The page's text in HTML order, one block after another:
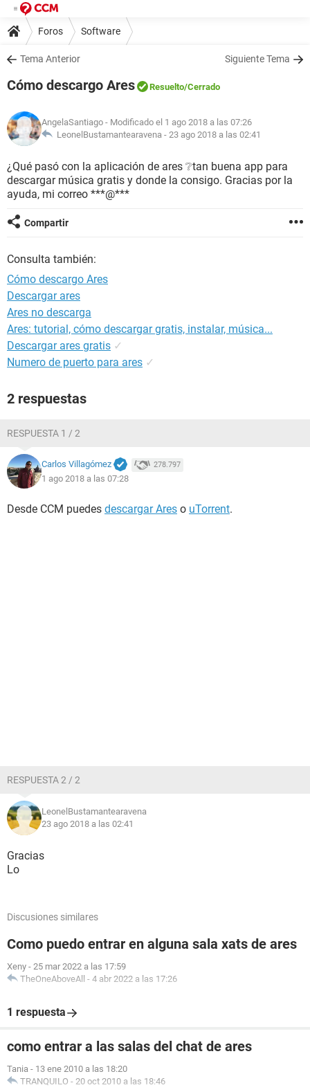
Foros Software
Tema Anterior Siguiente Tema
Cómo descargo Ares Resuelto/Cerrado
AngelaSantiago - Modificado el 1 ago 2018 a las 07:26
LeonelBustamantearavena - 23 ago 2018 a las 02:41
¿Qué pasó con la aplicación de ares ❔tan buena app para
descargar música gratis y donde la consigo. Gracias por la
ayuda, mi correo ***@***
Compartir
Consulta también:
Cómo descargo Ares
Descargar ares
Ares no descarga
Ares: tutorial, cómo descargar gratis, instalar, música...
Descargar ares gratis ✓
Numero de puerto para ares ✓
2 respuestas
RESPUESTA 1 / 2
Carlos Villagómez 278.797
1 ago 2018 a las 07:28
Desde CCM puedes descargar Ares o uTorrent.
RESPUESTA 2 / 2
LeonelBustamantearavena
23 ago 2018 a las 02:41
Gracias
Lo
Discusiones similares
Como puedo entrar en alguna sala xats de ares
Xeny - 25 mar 2022 a las 17:59
TheOneAboveAll - 4 abr 2022 a las 17:26
1 respuesta
como entrar a las salas del chat de ares
Tania - 13 ene 2010 a las 18:20
TRANQUILO - 20 oct 2010 a las 18:46